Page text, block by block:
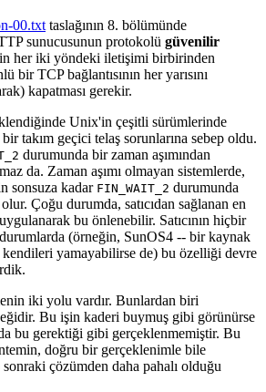
00.txttaslağının 8. bölümünde
sunucusunun protokolü güvenilir
her iki yöndeki iletişimi birbirinden
bir TCP bağlantısının her yarısını
kapatması gerekir.
Unix'in çeşitli sürümlerinde
takım geçici telaş sorunlarına sebep oldu.
durumunda bir zaman aşımından
da. Zaman aşımı olmayan sistemlerde,
sonsuza kadar FIN_WAIT_2 durumunda
olur. Çoğu durumda, satıcıdan sağlanan en
bu önlenebilir. Satıcının hiçbir
durumlarda (örneğin, SunOS4 -- bir kaynak
kendileri yamayabilirse de) bu özelliği devre
iki yolu vardır. Bunlardan biri
Bu işin kaderi buymuş gibi görünürse
bu gerektiği gibi gerçeklenmemiştir. Bu
doğru bir gerçeklenimle bile
çözümden daha pahalı olduğu